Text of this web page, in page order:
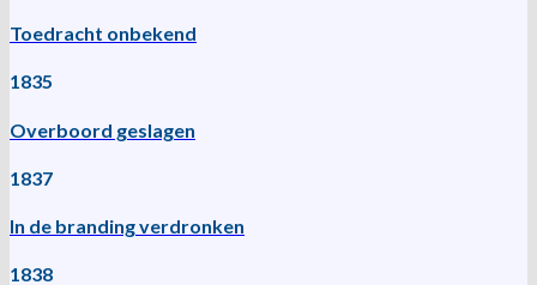
Toedracht onbekend
1835
Overboord geslagen
1837
In de branding verdronken
1838